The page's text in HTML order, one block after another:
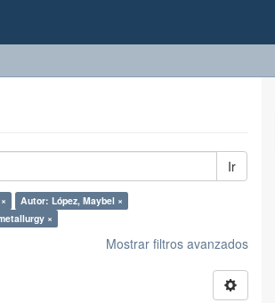
Ir
Autor: López, Maybel ×
×
Mostrar filtros avanzados